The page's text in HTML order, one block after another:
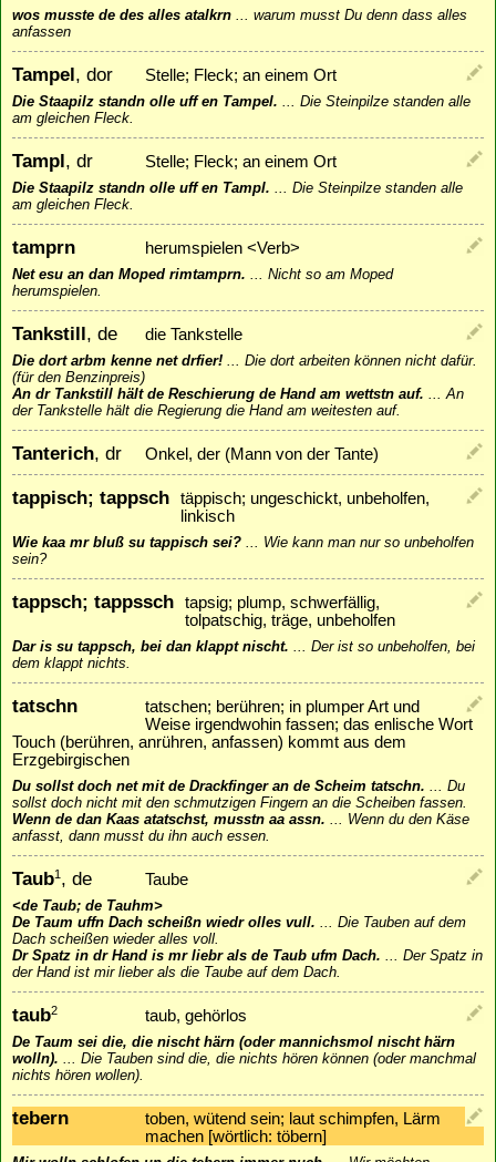
wos musste de des alles atalkrn ... warum musst Du denn dass alles
anfassen
Tampel, dor Stelle; Fleck; an einem Ort
Die Staapilz standn olle uff en Tampel. ... Die Steinpilze standen alle
am gleichen Fleck.
Tampl, dr Stelle; Fleck; an einem Ort
Die Staapilz standn olle uff en Tampl. ... Die Steinpilze standen alle
am gleichen Fleck.
tamprn herumspielen <Verb>
Net esu an dan Moped rimtamprn. ... Nicht so am Moped
herumspielen.
Tankstill, de die Tankstelle
Die dort arbm kenne net drfier! ... Die dort arbeiten können nicht dafür.
(für den Benzinpreis)
An dr Tankstill hält de Reschierung de Hand am wettstn auf. ...An
der Tankstelle hält die Regierung die Hand am weitesten auf.
Tanterich, dr Onkel, der (Mann von der Tante)
tappisch; tappsch
täppisch; ungeschickt, unbeholfen,
linkisch
Wie kaa mr bluß su tappisch sei? ... Wie kann man nur so unbeholfen
sein?
tappsch; tappssch
tapsig; plump, schwerfällig,
tolpatschig, träge, unbeholfen
Dar is su tappsch, bei dan klappt nischt. ... Der ist so unbeholfen, bei
dem klappt nichts.
tatschn
tatschen; berühren; in plumper Art und
Weise irgendwohin fassen; das enlische Wort
Touch (berühren, anrühren, anfassen) kommt aus dem
Erzgebirgischen
Du sollst doch net mit de Drackfinger an de Scheim tatschn. ... Du
sollst doch nicht mit den schmutzigen Fingern an die Scheiben fassen.
Wenn de dan Kaas atatschst, musstn aa assn. ... Wenn du den Käse
anfasst, dann musst du ihn auch essen.
Taub1, de Taube
<de Taub; de Tauhm>
De Taum uffn Dach scheißn wiedr olles vull. ... Die Tauben auf dem
Dach scheißen wieder alles voll.
Dr Spatz in dr Hand is mr liebr als de Taub ufm Dach. ... Der Spatz in
der Hand ist mir lieber als die Taube auf dem Dach.
taub2 taub, gehörlos
De Taum sei die, die nischt härn (oder mannichsmol nischt härn
wolln). ... Die Tauben sind die, die nichts hören können (oder manchmal
nichts hören wollen).
tebern
toben, wütend sein; laut schimpfen, Lärm
machen [wörtlich: töbern]